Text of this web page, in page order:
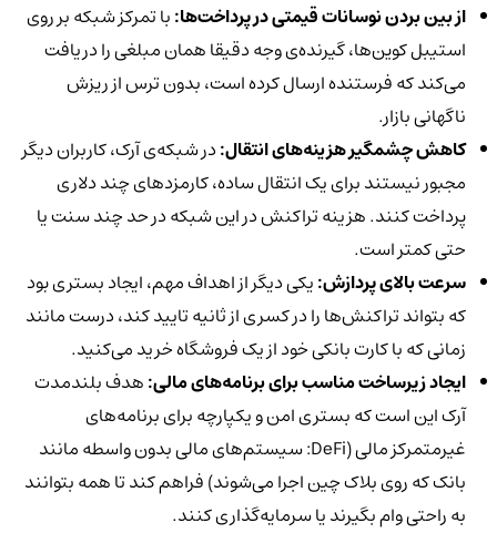
از بین بردن نوسانات قیمتی در پرداخت‌ها:با تمرکز شبکه بر روی
استیبل کوین‌ها، گیرنده‌ی وجه دقیقا همان مبلغی را دریافت
می‌کند که فرستنده ارسال کرده است، بدون ترس از ریزش
ناگهانی بازار.
کاهش چشمگیر هزینه‌های انتقال:در شبکه‌ی آرک، کاربران دیگر
مجبور نیستند برای یک انتقال ساده، کارمزدهای چند دلاری
پرداخت کنند. هزینه تراکنش در این شبکه در حد چند سنت یا
حتی کمتر است.
سرعت بالای پردازش:یکی دیگر از اهداف مهم، ایجاد بستری بود
که بتواند تراکنش‌ها را در کسری از ثانیه تایید کند، درست مانند
زمانی که با کارت بانکی خود از یک فروشگاه خرید می‌کنید.
ایجاد زیرساخت مناسب برای برنامه‌های مالی:هدف بلندمدت
آرک این است که بستری امن و یکپارچه برای برنامه‌های
غیرمتمرکز مالی (DeFi: سیستم‌های مالی بدون واسطه مانند
بانک که روی بلاک چین اجرا می‌شوند) فراهم کند تا همه بتوانند
به راحتی وام بگیرند یا سرمایه‌گذاری کنند.